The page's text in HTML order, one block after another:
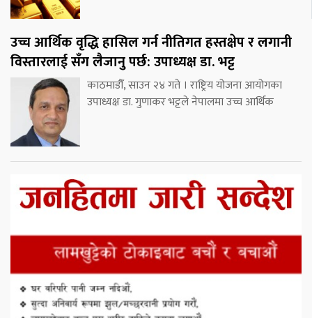
उच्च आर्थिक वृद्धि हासिल गर्न नीतिगत हस्तक्षेप र लगानी
विस्तारलाई सँग लैजानु पर्छ: उपाध्यक्ष डा. भट्ट
काठमाडौँ, साउन २४ गते । राष्ट्रिय योजना आयोगका
उपाध्यक्ष डा. गुणाकर भट्टले नेपालमा उच्च आर्थिक